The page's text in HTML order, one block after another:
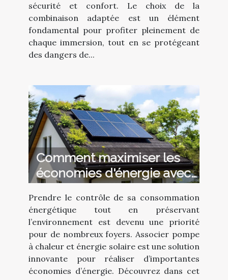
sécurité et confort. Le choix de la
combinaison adaptée est un élément
fondamental pour profiter pleinement de
chaque immersion, tout en se protégeant
des dangers de...
Comment maximiser les
économies d'énergie avec
la pompe à chaleur et le
solaire ?
Prendre le contrôle de sa consommation
énergétique tout en préservant
l’environnement est devenu une priorité
pour de nombreux foyers. Associer pompe
à chaleur et énergie solaire est une solution
innovante pour réaliser d’importantes
économies d’énergie. Découvrez dans cet